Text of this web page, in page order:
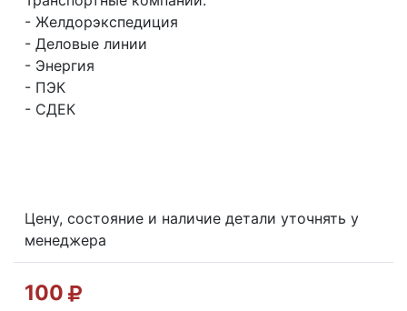
- Желдорэкспедиция
- Деловые линии
- Энергия
- ПЭК
- СДЕК
Цену, состояние и наличие детали уточнять у
менеджера
100